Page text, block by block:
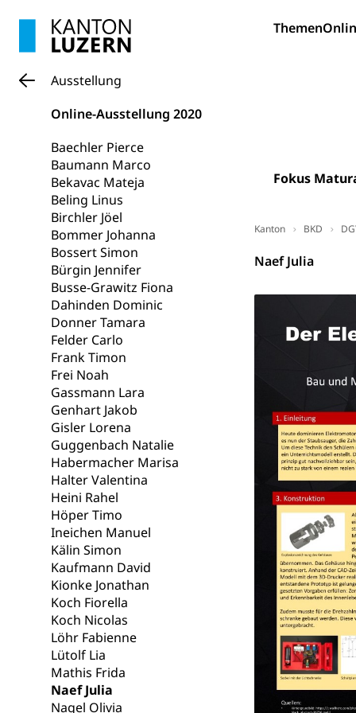
Themen
Fokus
Ausstellung
Online-Ausstellung 2020
Baechler Pierce
Baumann Marco
Bekavac Mateja
Beling Linus
Birchler Jöel
Bommer Johanna
Bossert Simon
Bürgin Jennifer
Busse-Grawitz Fiona
Dahinden Dominic
Donner Tamara
Felder Carlo
Frank Timon
Frei Noah
Gassmann Lara
Genhart Jakob
Gisler Lorena
Guggenbach Natalie
Habermacher Marisa
Halter Valentina
Heini Rahel
Höper Timo
Ineichen Manuel
Kälin Simon
Kaufmann David
Kionke Jonathan
Koch Fiorella
Koch Nicolas
Löhr Fabienne
Lütolf Lia
Mathis Frida
Naef Julia
Nagel Olivia
Kanton BKD
Naef Julia
Kindergarten,
Frühe
Erschöpfung,
sichere
Trinkwasser
Prävention
Soziale
Kranken-
Soziales
Sucht und
Fachstelle